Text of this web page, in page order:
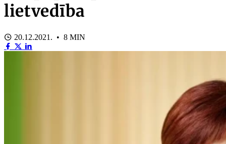
lietvedība
20.12.2021. • 8 MIN